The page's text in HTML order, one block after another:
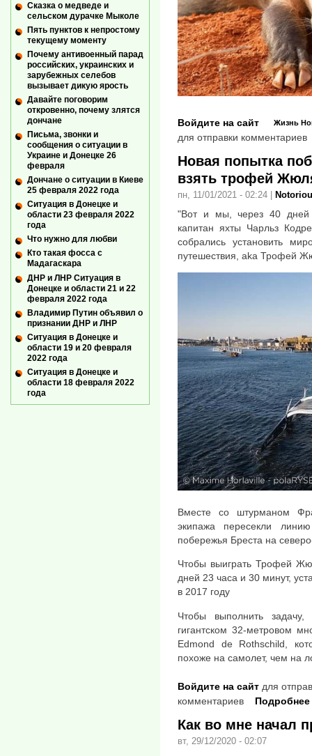
Жизнь
Войдите на сайт
для отправки комментариев
Новая попытка
взять трофей
пн, 11/01/2021 - 02:24 |
"Вот и мы, через 40 дней
капитан яхты Чарльз
собрались установить
путешествия, aka Трофей
Вместе со штурманом
экипажа пересекли
побережья Бреста на
Чтобы выиграть Трофей
дней 23 часа и 30 минут,
в 2017 году
Чтобы выполнить
гигантском 32-метровом
Edmond de Rothschild,
похоже на самолет, чем на
Войдите на сайт для
комментариев
Подробнее
Как во мне начал
вт, 29/12/2020 - 02:07
Сказка о медведе и
сельском дурачке Мыколе
Пять пунктов к непростому
текущему моменту
Почему антивоенный парад
российских, украинских и
зарубежных селебов
вызывает дикую ярость
Давайте поговорим
откровенно, почему злятся
дончане
Письма, звонки и
сообщения о ситуации в
Украине и Донецке 26
февраля
Дончане о ситуации в Киеве
25 февраля 2022 года
Ситуация в Донецке и
области 23 февраля 2022
года
Что нужно для любви
Кто такая фосса с
Мадагаскара
ДНР и ЛНР Ситуация в
Донецке и области 21 и 22
февраля 2022 года
Владимир Путин объявил о
признании ДНР и ЛНР
Ситуация в Донецке и
области 19 и 20 февраля
2022 года
Ситуация в Донецке и
области 18 февраля 2022
года